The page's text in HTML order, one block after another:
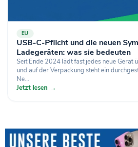
EU
USB-C-Pflicht und die neuen
Ladegeräten: was sie bedeuten
Seit Ende 2024 lädt fast jedes neue Gerät
und auf der Verpackung steht ein
Ne...
Jetzt lesen →